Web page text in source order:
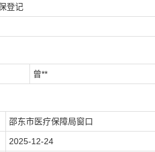
登记
曾**
邵东市医疗保障局窗口
2025-12-24